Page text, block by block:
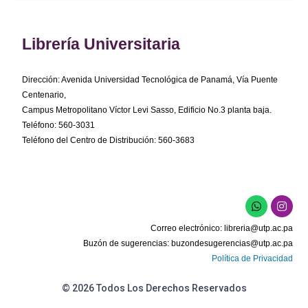
Librería Universitaria
Dirección: Avenida Universidad Tecnológica de Panamá, Vía Puente
Centenario,
Campus Metropolitano Víctor Levi Sasso, Edificio No.3 planta baja.
Teléfono: 560-3031
Teléfono del Centro de Distribución: 560-3683
W
h
a
t
s
a
p
I
n
s
t
a
g
r
Correo electrónico: libreria@utp.ac.pa
Buzón de sugerencias: buzondesugerencias@utp.ac.pa
Política de Privacidad
© 2026 Todos Los Derechos Reservados